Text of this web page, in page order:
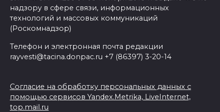
надзору в сфере связи, информационных
технологий и массовых коммуникаций
(Роскомнадзор)
Телефон и электронная почта редакции
rayvesti@tacina.donpac.ru +7 (86397) 3-20-14
Согласие на обработку персональных данных с
помощью сервисов Yandex.Metrika, LiveInternet,
top.mail.ru